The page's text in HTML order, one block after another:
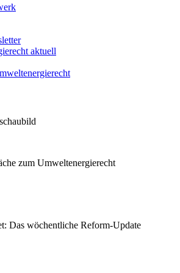
aktuell
zum Umweltenergierecht
Das wöchentliche Reform-Update